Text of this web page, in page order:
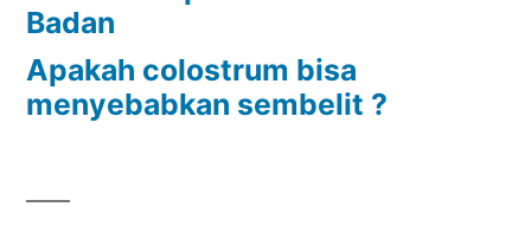
Badan
Apakah colostrum bisa
menyebabkan sembelit ?